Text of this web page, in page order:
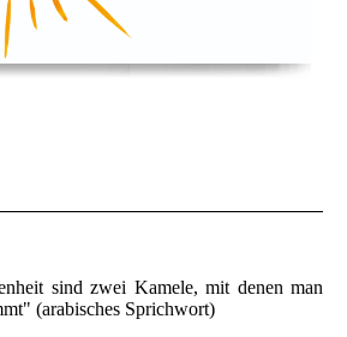
sind zwei Kamele, mit denen man
(arabisches Sprichwort)